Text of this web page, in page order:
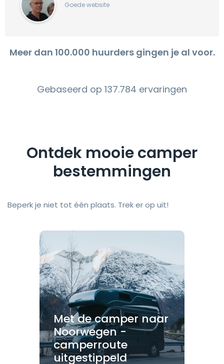
Goede website
Meer dan 100.000 huurders gingen je al voor.
Gebaseerd op 137.784 ervaringen
Ontdek mooie camper
bestemmingen
Beperk je niet tot één plaats. Trek er op uit!
Met de camper naar
Noorwegen -
camperroute
uitgestippeld